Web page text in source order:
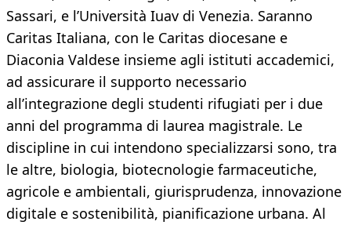
Sassari, e l’Università Iuav di Venezia. Saranno
Caritas Italiana, con le Caritas diocesane e
Diaconia Valdese insieme agli istituti accademici,
ad assicurare il supporto necessario
all’integrazione degli studenti rifugiati per i due
anni del programma di laurea magistrale. Le
discipline in cui intendono specializzarsi sono, tra
le altre, biologia, biotecnologie farmaceutiche,
agricole e ambientali, giurisprudenza, innovazione
digitale e sostenibilità, pianificazione urbana. Al